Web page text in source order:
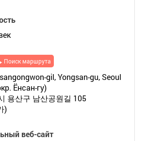
Поиск маршрута
gil, Yongsan-gu, Seoul
Ёнсан-гу)
용산구 남산공원길 105
)
веб-сайт